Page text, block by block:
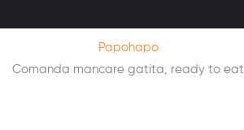
Papohapo
Comanda mancare gatita, ready to eat